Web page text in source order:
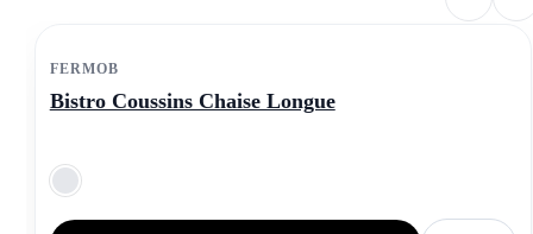
FERMOB
Bistro Coussins Chaise Longue